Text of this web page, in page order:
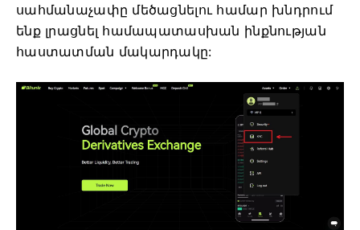
սահմանաչափը մեծացնելու համար խնդրում
ենք լրացնել համապատասխան ինքնության
հաստատման մակարդակը: